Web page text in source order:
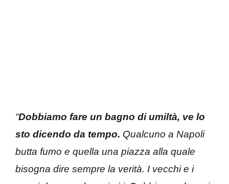
“Dobbiamo fare un bagno di umiltà, ve lo
sto dicendo da tempo. Qualcuno a Napoli
butta fumo e quella una piazza alla quale
bisogna dire sempre la verità. I vecchi e i